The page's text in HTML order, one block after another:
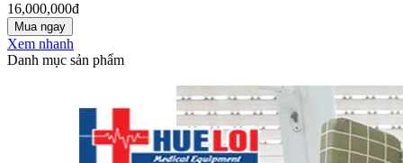
16,000,000đ
Mua ngay
Xem nhanh
Danh mục sản phẩm